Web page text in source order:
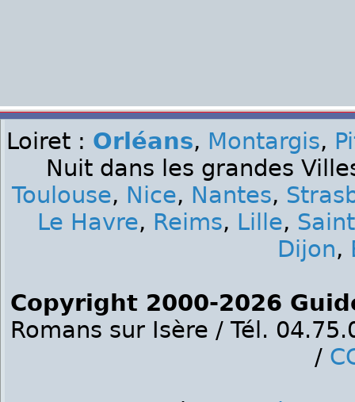
Loiret : Orléans, Montargis,
Nuit dans les grandes
Toulouse, Nice, Nantes,
Le Havre, Reims, Lille,
Dijon,
Copyright 2000-2026
Romans sur Isère / Tél.
/